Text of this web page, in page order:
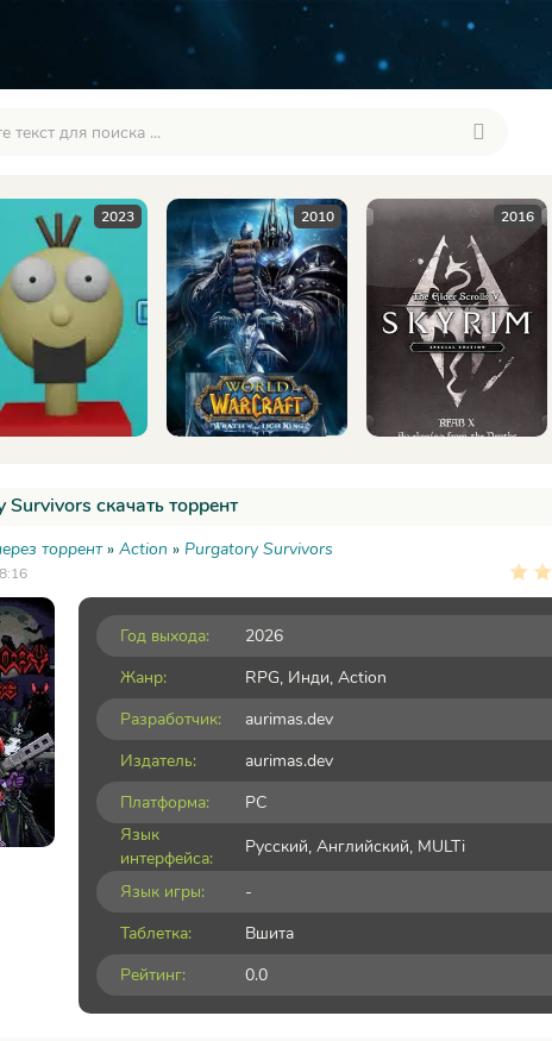
2010 2016 2024
скачать торрент
торрент» Action » Purgatory Survivors
Год выхода:
2026
Жанр:
RPG, Инди, Action
Разработчик:
aurimas.dev
Издатель:
aurimas.dev
Платформа:
PC
Язык
интерфейса:
Русский, Английский, MULTi
Язык игры:
-
Таблетка:
Вшита
Рейтинг:
0.0